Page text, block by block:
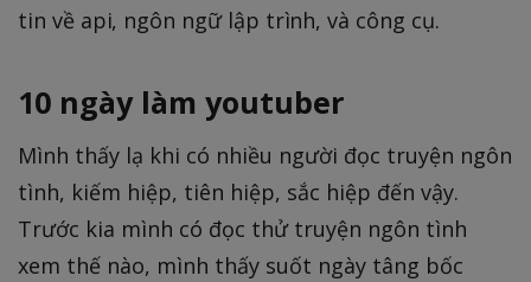
tin về api, ngôn ngữ lập trình, và công cụ.
10 ngày làm youtuber
Mình thấy lạ khi có nhiều người đọc truyện ngôn
tình, kiếm hiệp, tiên hiệp, sắc hiệp đến vậy.
Trước kia mình có đọc thử truyện ngôn tình
xem thế nào, mình thấy suốt ngày tâng bốc